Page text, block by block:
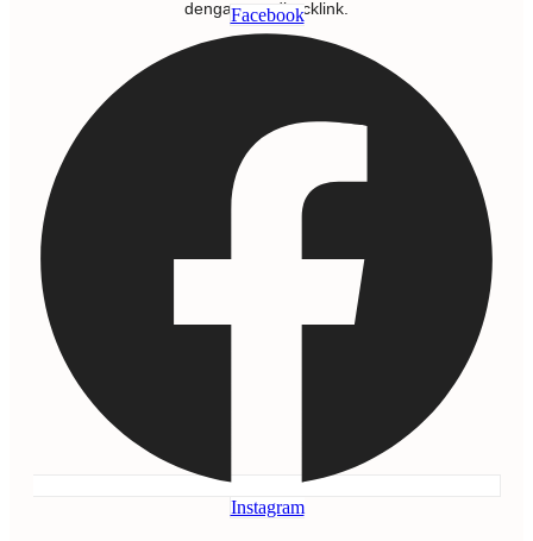
dengan seedbacklink.
Facebook
Instagram